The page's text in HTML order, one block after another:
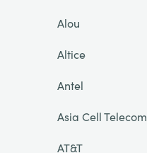
Alou
Altice
Antel
Asia Cell Telecom
AT&T